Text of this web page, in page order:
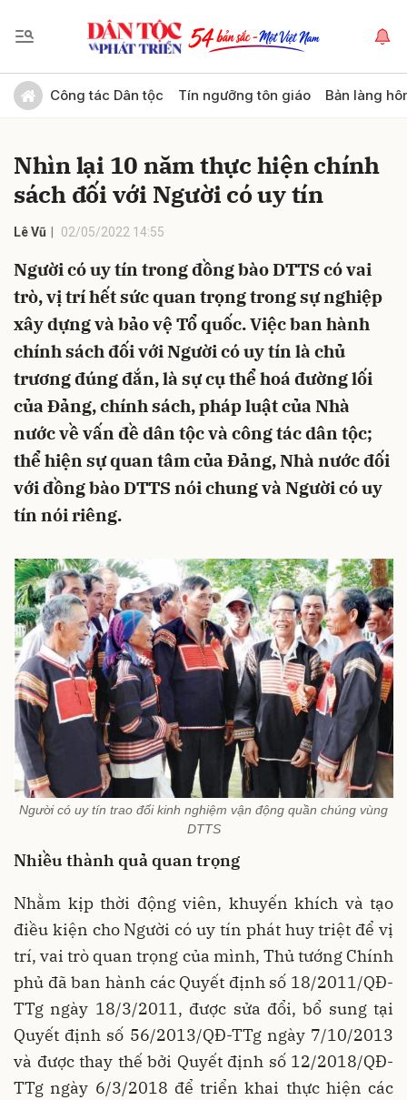
Công tác Dân tộc Tín ngưỡng tôn giáo Bản làng
Nhìn lại 10 năm thực hiện chính
sách đối với Người có uy tín
Lê Vũ 02/05/2022 14:55
Người có uy tín trong đồng bào DTTS có vai
trò, vị trí hết sức quan trọng trong sự nghiệp
xây dựng và bảo vệ Tổ quốc. Việc ban hành
chính sách đối với Người có uy tín là chủ
trương đúng đắn, là sự cụ thể hoá đường lối
của Đảng, chính sách, pháp luật của Nhà
nước về vấn đề dân tộc và công tác dân tộc;
thể hiện sự quan tâm của Đảng, Nhà nước đối
với đồng bào DTTS nói chung và Người có uy
tín nói riêng.
Người có uy tín trao đổi kinh nghiệm vận động quần chúng vùng
DTTS
Nhiều thành quả quan trọng
Nhằm kịp thời động viên, khuyến khích và tạo
điều kiện cho Người có uy tín phát huy triệt để vị
trí, vai trò quan trọng của mình, Thủ tướng Chính
phủ đã ban hành các Quyết định số 18/2011/QĐ-
TTg ngày 18/3/2011, được sửa đổi, bổ sung tại
Quyết định số 56/2013/QĐ-TTg ngày 7/10/2013
và được thay thế bởi Quyết định số 12/2018/QĐ-
TTg ngày 6/3/2018 để triển khai thực hiện các
Gửi bình luận
Hủy Gửi